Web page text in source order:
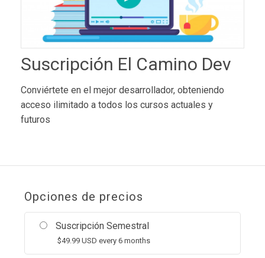
Suscripción El Camino Dev
Conviértete en el mejor desarrollador, obteniendo
acceso ilimitado a todos los cursos actuales y
futuros
Opciones de precios
Suscripción Semestral
$49.99 USD every 6 months